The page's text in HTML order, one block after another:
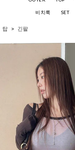
비치룩 SET
탑 긴팔